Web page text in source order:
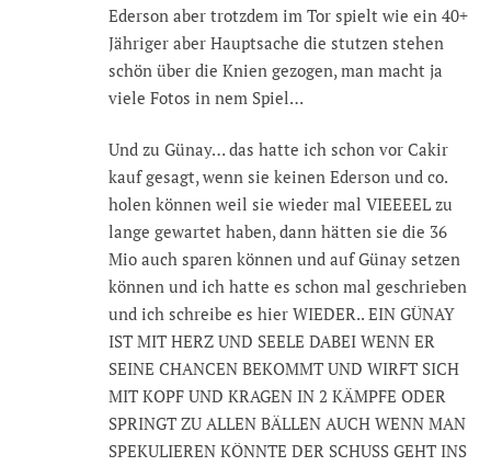
Ederson aber trotzdem im Tor spielt wie ein 40+
Jähriger aber Hauptsache die stutzen stehen
schön über die Knien gezogen, man macht ja
viele Fotos in nem Spiel…
Und zu Günay… das hatte ich schon vor Cakir
kauf gesagt, wenn sie keinen Ederson und co.
holen können weil sie wieder mal VIEEEEL zu
lange gewartet haben, dann hätten sie die 36
Mio auch sparen können und auf Günay setzen
können und ich hatte es schon mal geschrieben
und ich schreibe es hier WIEDER.. EIN GÜNAY
IST MIT HERZ UND SEELE DABEI WENN ER
SEINE CHANCEN BEKOMMT UND WIRFT SICH
MIT KOPF UND KRAGEN IN 2 KÄMPFE ODER
SPRINGT ZU ALLEN BÄLLEN AUCH WENN MAN
SPEKULIEREN KÖNNTE DER SCHUSS GEHT INS